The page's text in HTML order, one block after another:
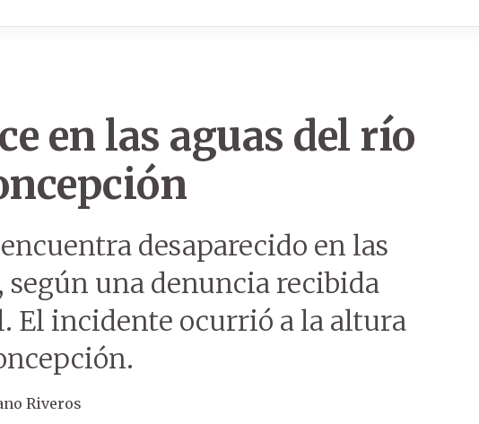
en las aguas del río
desaparecido en las
según una denuncia recibida
El incidente ocurrió a la altura
Riveros